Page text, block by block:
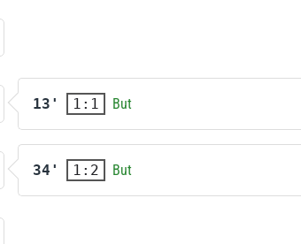
13' 1:1 But
34' 1:2 But